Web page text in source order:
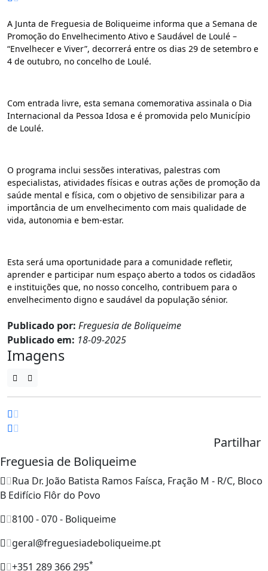
A Junta de Freguesia de Boliqueime informa que a Semana de
Promoção do Envelhecimento Ativo e Saudável de Loulé –
“Envelhecer e Viver”, decorrerá entre os dias 29 de setembro e
4 de outubro, no concelho de Loulé.
Com entrada livre, esta semana comemorativa assinala o Dia
Internacional da Pessoa Idosa e é promovida pelo Município
de Loulé.
O programa inclui sessões interativas, palestras com
especialistas, atividades físicas e outras ações de promoção da
saúde mental e física, com o objetivo de sensibilizar para a
importância de um envelhecimento com mais qualidade de
vida, autonomia e bem-estar.
Esta será uma oportunidade para a comunidade refletir,
aprender e participar num espaço aberto a todos os cidadãos
e instituições que, no nosso concelho, contribuem para o
envelhecimento digno e saudável da população sénior.
Publicado por: Freguesia de Boliqueime
Publicado em: 18-09-2025
Imagens
Partilhar
Freguesia de Boliqueime
Rua Dr. João Batista Ramos Faísca, Fração M - R/C, Bloco
B Edifício Flôr do Povo
8100 - 070 - Boliqueime
geral@freguesiadeboliqueime.pt
+351 289 366 295*